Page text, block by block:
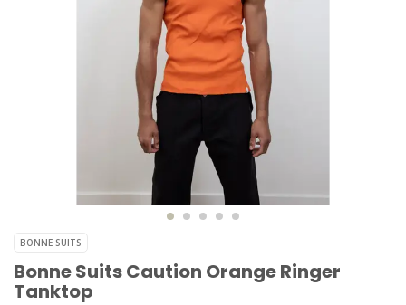
BONNE SUITS
Bonne Suits Caution Orange Ringer
Tanktop